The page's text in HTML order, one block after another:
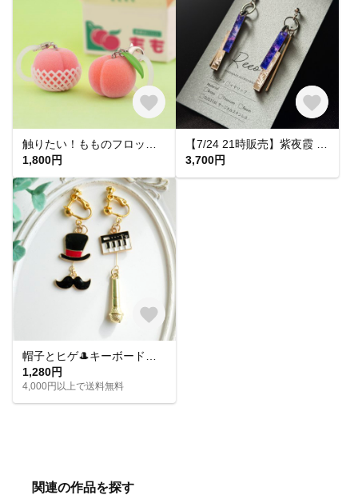
1,800円
3,700円
1,280円
4,000円以上で送料無料
関連の作品を探す